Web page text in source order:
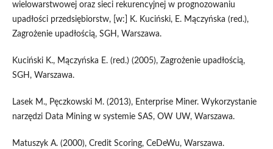
wielowarstwowej oraz sieci rekurencyjnej w prognozowaniu
upadłości przedsiębiorstw, [w:] K. Kuciński, E. Mączyńska (red.),
Zagrożenie upadłością, SGH, Warszawa.
Kuciński K., Mączyńska E. (red.) (2005), Zagrożenie upadłością,
SGH, Warszawa.
Lasek M., Pęczkowski M. (2013), Enterprise Miner. Wykorzystanie
narzędzi Data Mining w systemie SAS, OW UW, Warszawa.
Matuszyk A. (2000), Credit Scoring, CeDeWu, Warszawa.